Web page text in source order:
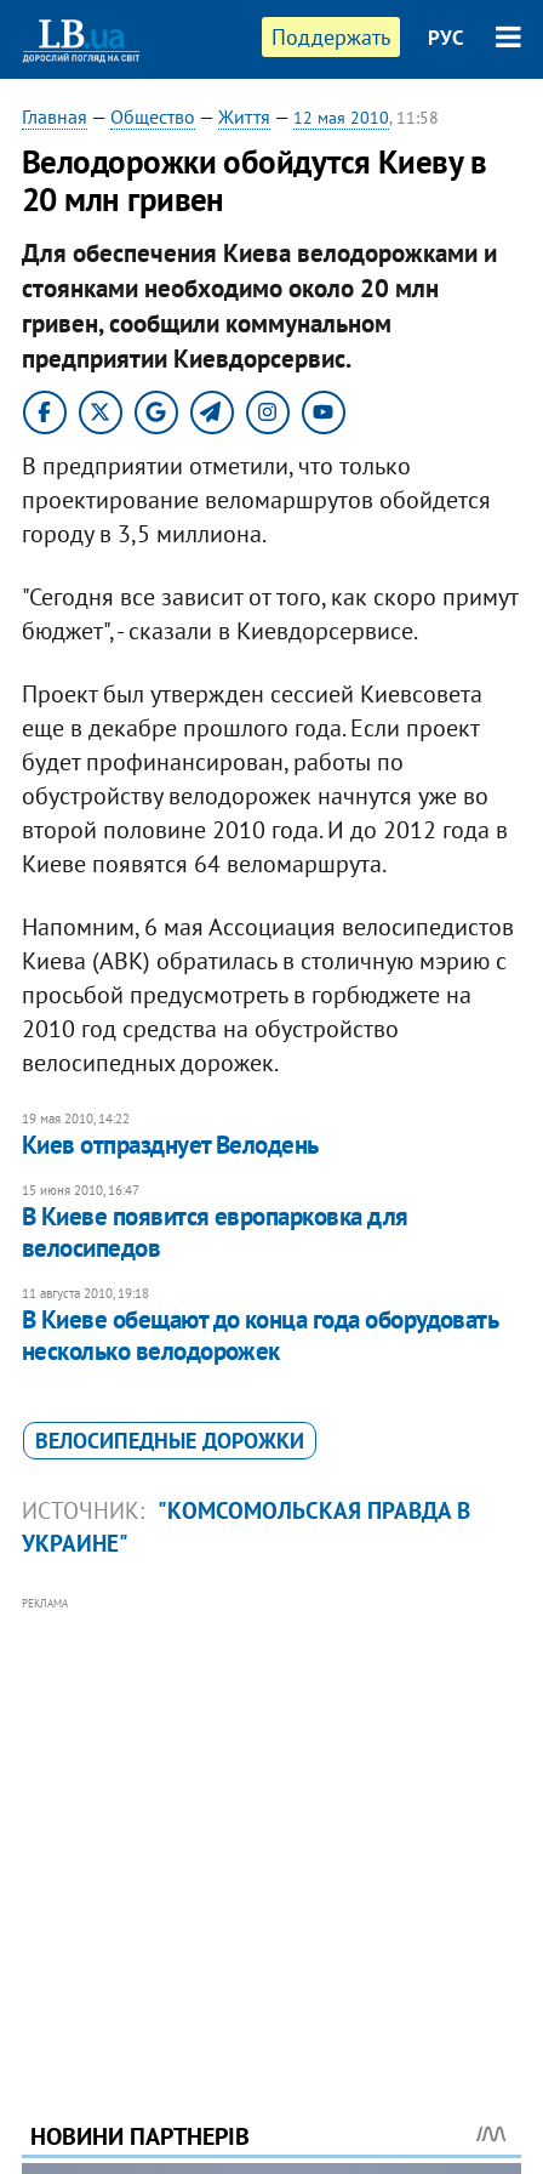
Поддержать РУС
Главная — Общество — Життя — 12 мая 2010, 11:58
Велодорожки обойдутся Киеву в
20 млн гривен
Для обеспечения Киева велодорожками и
стоянками необходимо около 20 млн
гривен, сообщили коммунальном
предприятии Киевдорсервис.
В предприятии отметили, что только
проектирование веломаршрутов обойдется
городу в 3,5 миллиона.
"Сегодня все зависит от того, как скоро примут
бюджет", - сказали в Киевдорсервисе.
Проект был утвержден сессией Киевсовета
еще в декабре прошлого года. Если проект
будет профинансирован, работы по
обустройству велодорожек начнутся уже во
второй половине 2010 года. И до 2012 года в
Киеве появятся 64 веломаршрута.
Напомним, 6 мая Ассоциация велосипедистов
Киева (АВК) обратилась в столичную мэрию с
просьбой предусмотреть в горбюджете на
2010 год средства на обустройство
велосипедных дорожек.
19 мая 2010, 14:22
Киев отпразднует Велодень
15 июня 2010, 16:47
В Киеве появится европарковка для
велосипедов
11 августа 2010, 19:18
В Киеве обещают до конца года оборудовать
несколько велодорожек
ВЕЛОСИПЕДНЫЕ ДОРОЖКИ
ИСТОЧНИК: "КОМСОМОЛЬСКАЯ ПРАВДА В
УКРАИНЕ"
РЕКЛАМА